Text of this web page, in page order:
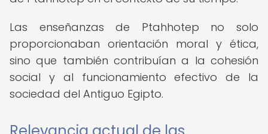
Las enseñanzas de Ptahhotep no solo
proporcionaban orientación moral y ética,
sino que también contribuían a la cohesión
social y al funcionamiento efectivo de la
sociedad del Antiguo Egipto.